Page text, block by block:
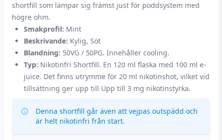
shortfill som lämpar sig främst just för poddsystem med
högre ohm.
Smakprofil: Mint
Beskrivande: Kylig, Söt
Blandning: 50VG / 50PG. Innehåller cooling.
Typ: Nikotinfri Shortfill. En 120 ml flaska med 100 ml e-
juice. Det finns utrymme för 20 ml nikotinshot, vilket vid
tillsättning ger upp till Upp till 3 mg nikotinstyrka.
Denna shortfill går även att vejpas outspädd och
är helt nikotinfri från start.